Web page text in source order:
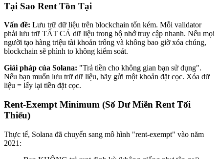
Tại Sao Rent Tồn Tại
Vấn đề: Lưu trữ dữ liệu trên blockchain tốn kém. Mỗi validator
phải lưu trữ TẤT CẢ dữ liệu trong bộ nhớ truy cập nhanh. Nếu mọi
người tạo hàng triệu tài khoản trống và không bao giờ xóa chúng,
blockchain sẽ phình to không kiểm soát.
Giải pháp của Solana: "Trả tiền cho không gian bạn sử dụng".
Nếu bạn muốn lưu trữ dữ liệu, hãy gửi một khoản đặt cọc. Xóa dữ
liệu = lấy lại tiền đặt cọc.
Rent-Exempt Minimum (Số Dư Miễn Rent Tối
Thiểu)
Thực tế, Solana đã chuyển sang mô hình "rent-exempt" vào năm
2021: